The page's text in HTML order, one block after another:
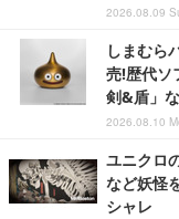
2026.08.09
しまむら
売!歴代ソ
剣&盾」
2026.08.10
ユニクロ
など妖怪
シャレ